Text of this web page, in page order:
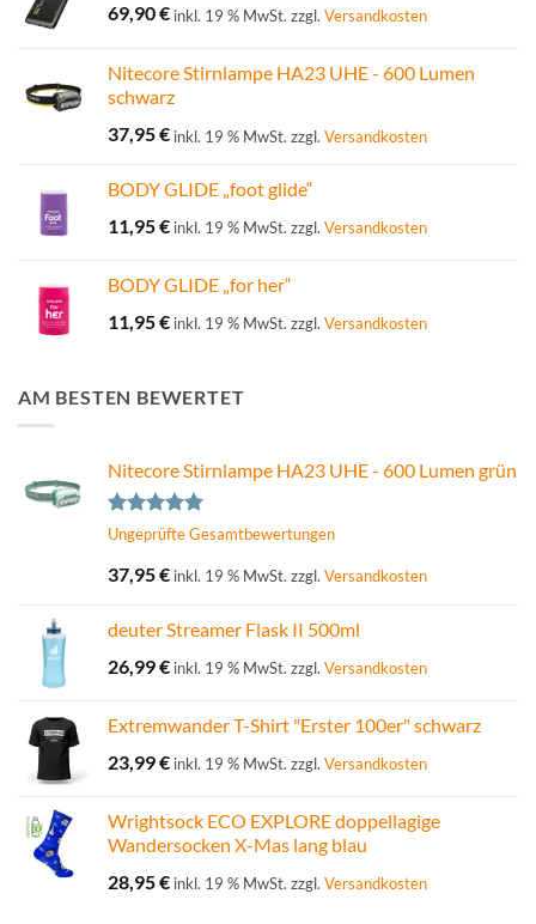
69,90€ inkl. 19 % MwSt. zzgl. Versandkosten
Nitecore Stirnlampe HA23 UHE - 600 Lumen
schwarz
37,95€ inkl. 19 % MwSt. zzgl. Versandkosten
BODY GLIDE „foot glide“
11,95€ inkl. 19 % MwSt. zzgl. Versandkosten
BODY GLIDE „for her“
11,95€ inkl. 19 % MwSt. zzgl. Versandkosten
AM BESTEN BEWERTET
Nitecore Stirnlampe HA23 UHE - 600 Lumen grün
Bewertet
mit 5.00
von 5
Ungeprüfte Gesamtbewertungen
37,95€ inkl. 19 % MwSt. zzgl. Versandkosten
deuter Streamer Flask II 500ml
26,99€ inkl. 19 % MwSt. zzgl. Versandkosten
Extremwander T-Shirt "Erster 100er" schwarz
23,99€ inkl. 19 % MwSt. zzgl. Versandkosten
Wrightsock ECO EXPLORE doppellagige
Wandersocken X-Mas lang blau
28,95€ inkl. 19 % MwSt. zzgl. Versandkosten